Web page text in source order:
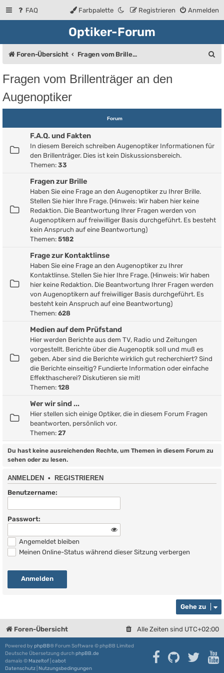
FAQ Anmelden
Registrieren
Farbpalette
Optiker-Forum
Foren-Übersicht Fragen vom Brillenträger an den Augenoptiker
Fragen vom Brillenträger an den
Augenoptiker
Forum
F.A.Q. und Fakten
In diesem Bereich schreiben Augenoptiker Informationen für
den Brillenträger. Dies ist kein Diskussionsbereich.
Themen: 33
Fragen zur Brille
Haben Sie eine Frage an den Augenoptiker zu Ihrer Brille.
Stellen Sie hier Ihre Frage. (Hinweis: Wir haben hier keine
Redaktion. Die Beantwortung Ihrer Fragen werden von
Augenoptikern auf freiwilliger Basis durchgeführt. Es besteht
kein Anspruch auf eine Beantwortung)
Themen: 5182
Frage zur Kontaktlinse
Haben Sie eine Frage an den Augenoptiker zu Ihrer
Kontaktlinse. Stellen Sie hier Ihre Frage. (Hinweis: Wir haben
hier keine Redaktion. Die Beantwortung Ihrer Fragen werden
von Augenoptikern auf freiwilliger Basis durchgeführt. Es
besteht kein Anspruch auf eine Beantwortung)
Themen: 628
Medien auf dem Prüfstand
Hier werden Berichte aus dem TV, Radio und Zeitungen
vorgestellt. Berichte über die Augenoptik soll und muß es
geben. Aber sind die Berichte wirklich gut recherchiert? Sind
die Berichte einseitig? Fundierte Information oder einfache
Effekthascherei? Diskutieren sie mit!
Themen: 128
Wer wir sind ...
Hier stellen sich einige Optiker, die in diesem Forum Fragen
beantworten, persönlich vor.
Themen: 27
Du hast keine ausreichenden Rechte, um Themen in diesem Forum zu
sehen oder zu lesen.
ANMELDEN • REGISTRIEREN
Benutzername:
Passwort:
Angemeldet bleiben
Meinen Online-Status während dieser Sitzung verbergen
Gehe zu
Foren-Übersicht Alle Zeiten sind UTC+02:00
Powered by phpBB® Forum Software © phpBB Limited
Deutsche Übersetzung durchphpBB.de
damaïo © Mazeltof cabot
Datenschutz Nutzungsbedingungen